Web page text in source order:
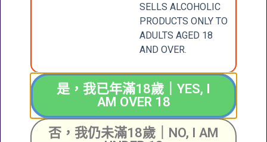
BARONS DE
ROTHSCHILD
500.00
加入購物車
CONTACT 張記國際洋酒有限公
SELLS ALCOHOLIC
PRODUCTS ONLY TO
ADULTS AGED 18
AND OVER.
是，我已年滿18歲｜YES, I
AM OVER 18
否，我仍未滿18歲｜NO, I AM